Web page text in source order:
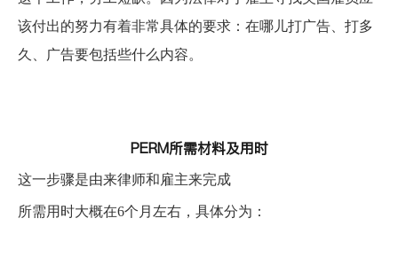
该付出的努力有着非常具体的要求：在哪儿打广告、打多
久、广告要包括些什么内容。
PERM所需材料及用时
这一步骤是由来律师和雇主来完成
所需用时大概在6个月左右，具体分为：